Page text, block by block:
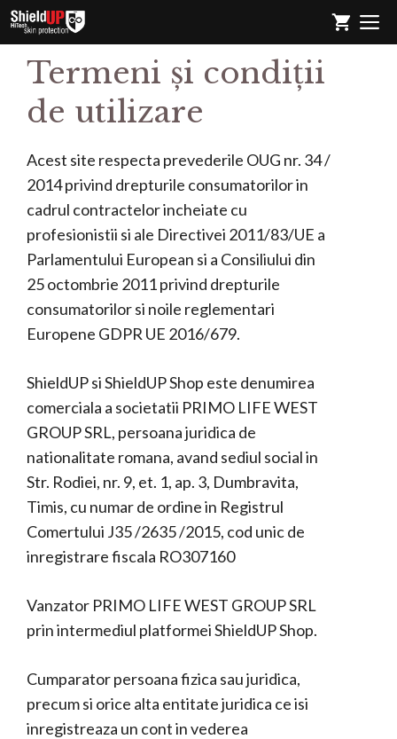
Sari
conținutTermeni și condiții
de utilizare
Acest site respecta prevederile OUG nr. 34 /
2014 privind drepturile consumatorilor in
cadrul contractelor incheiate cu
profesionistii si ale Directivei 2011/83/UE a
Parlamentului European si a Consiliului din
25 octombrie 2011 privind drepturile
consumatorilor si noile reglementari
Europene GDPR UE 2016/679.
ShieldUP si ShieldUP Shop este denumirea
comerciala a societatii PRIMO LIFE WEST
GROUP SRL, persoana juridica de
nationalitate romana, avand sediul social in
Str. Rodiei, nr. 9, et. 1, ap. 3, Dumbravita,
Timis, cu numar de ordine in Registrul
Comertului J35 /2635 /2015, cod unic de
inregistrare fiscala RO307160
Vanzator PRIMO LIFE WEST GROUP SRL
prin intermediul platformei ShieldUP Shop.
Cumparator persoana fizica sau juridica,
precum si orice alta entitate juridica ce isi
inregistreaza un cont in vederea